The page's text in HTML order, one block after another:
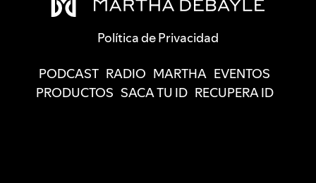
Política de Privacidad
PODCAST RADIO MARTHA EVENTOS
PRODUCTOS SACA TU ID RECUPERA ID